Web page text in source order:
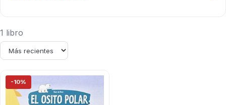
1 libro
-10%